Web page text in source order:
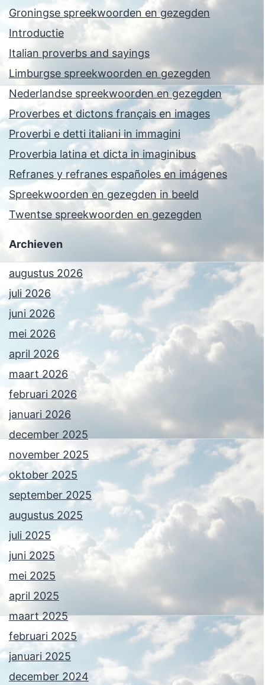
Groningse spreekwoorden en gezegden
Introductie
Italian proverbs and sayings
Limburgse spreekwoorden en gezegden
Nederlandse spreekwoorden en gezegden
Proverbes et dictons français en images
Proverbi e detti italiani in immagini
Proverbia latina et dicta in imaginibus
Refranes y refranes españoles en imágenes
Spreekwoorden en gezegden in beeld
Twentse spreekwoorden en gezegden
Archieven
augustus 2026
juli 2026
juni 2026
mei 2026
april 2026
maart 2026
februari 2026
januari 2026
december 2025
november 2025
oktober 2025
september 2025
augustus 2025
juli 2025
juni 2025
mei 2025
april 2025
maart 2025
februari 2025
januari 2025
december 2024